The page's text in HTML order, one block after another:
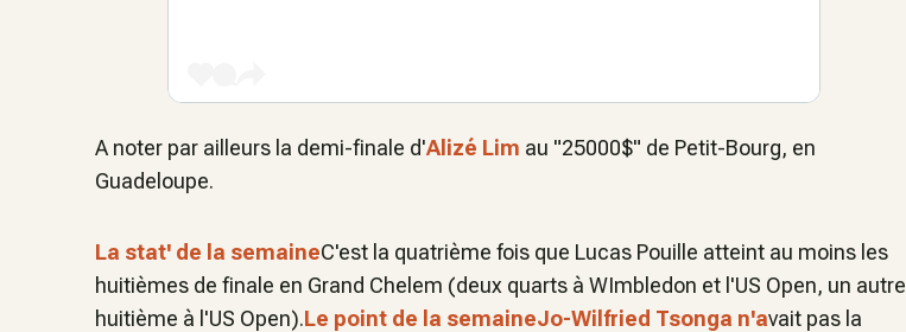
A noter par ailleurs la demi-finale d'Alizé Lim au "25000$" de Petit-Bourg, en
Guadeloupe.
La stat' de la semaineC'est la quatrième fois que Lucas Pouille atteint au moins les
huitièmes de finale en Grand Chelem (deux quarts à WImbledon et l'US Open, un autre
huitième à l'US Open).Le point de la semaineJo-Wilfried Tsonga n'avait pas la